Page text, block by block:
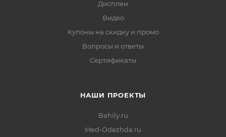
Дисплеи
Видео
Купоны на скидку и промо
Вопросы и ответы
Сертификаты
НАШИ ПРОЕКТЫ
Bahily.ru
Med-Odezhda.ru